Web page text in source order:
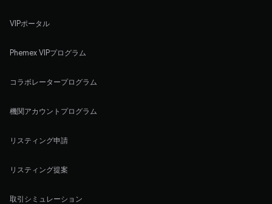
VIPポータル
Phemex VIPプログラム
コラボレータープログラム
機関アカウントプログラム
リスティング申請
リスティング提案
取引シミュレーション